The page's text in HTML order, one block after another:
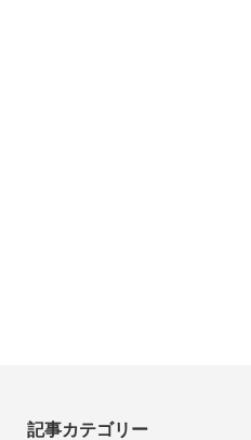
記事カテゴリー